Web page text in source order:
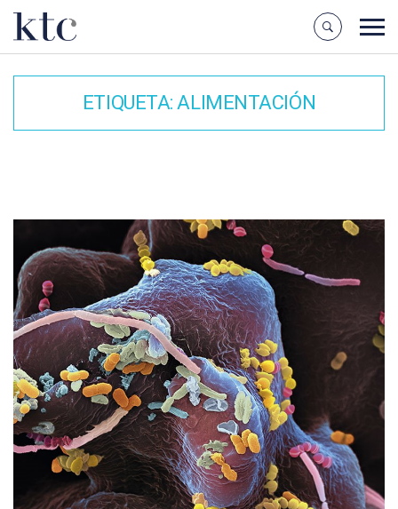
ETIQUETA:ALIMENTACIÓN